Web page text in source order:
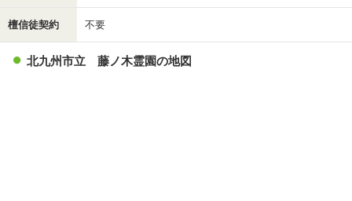
檀信徒契約 不要
北九州市立 藤ノ木霊園の地図